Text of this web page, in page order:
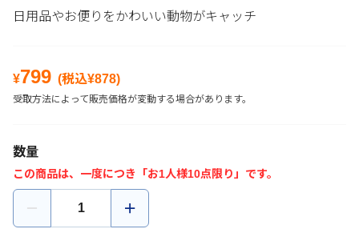
日用品やお便りをかわいい動物がキャッチ
¥799 (税込¥878)
受取方法によって販売価格が変動する場合があります。
数量
この商品は、一度につき「お1人様10点限り」です。